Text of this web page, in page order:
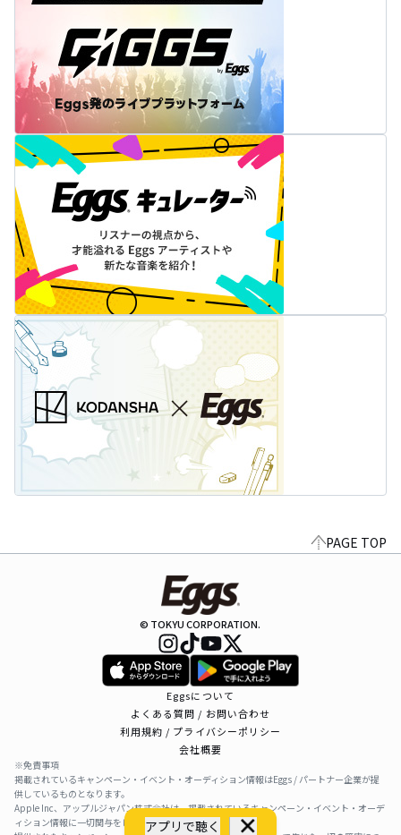
アプリで聴く
PAGE TOP
© TOKYU CORPORATION.
Eggsについて
よくある質問 / お問い合わせ
利用規約 / プライバシーポリシー
会社概要
※免責事項
掲載されているキャンペーン・イベント・オーディション情報はEggs / パートナー企業が提
供しているものとなります。
Apple Inc、アップルジャパン株式会社は、掲載されているキャンペーン・イベント・オーデ
ィション情報に一切関与をしておりません。